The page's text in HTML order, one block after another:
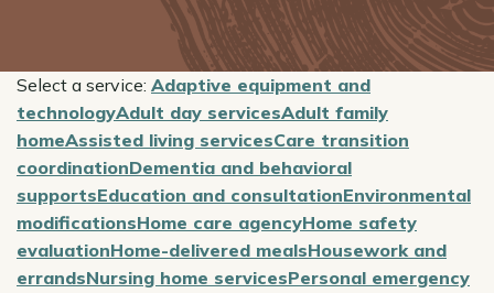
Select a service: Adaptive equipment and
technologyAdult day servicesAdult family
homeAssisted living servicesCare transition
coordinationDementia and behavioral
supportsEducation and consultationEnvironmental
modificationsHome care agencyHome safety
evaluationHome-delivered mealsHousework and
errandsNursing home servicesPersonal emergency